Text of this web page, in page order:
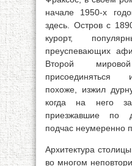
начале 1950-х
здесь. Остров с
курорт,
преуспевающих
Второй
присоединяться
похоже, изжил
когда на него
приезжавшие по
подчас неумеренно
Архитектура
во многом